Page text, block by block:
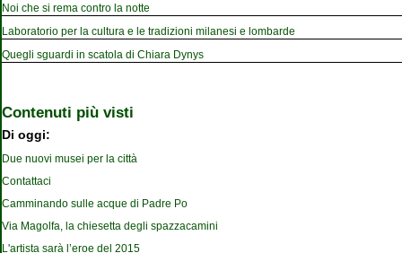
Noi che si rema contro la notte
Laboratorio per la cultura e le tradizioni milanesi e lombarde
Quegli sguardi in scatola di Chiara Dynys
Contenuti più visti
Di oggi:
Due nuovi musei per la città
Contattaci
Camminando sulle acque di Padre Po
Via Magolfa, la chiesetta degli spazzacamini
L'artista sarà l’eroe del 2015